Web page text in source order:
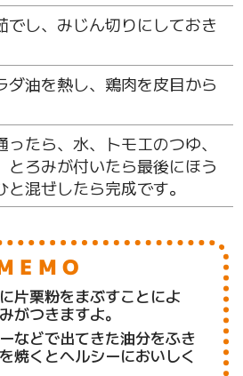
でし、みじん切りにしておき
ダ油を熱し、鶏肉を皮目から
たら、水、トモエのつゆ、
とろみが付いたら最後にほう
混ぜしたら完成です。
片栗粉をまぶすことによ
がつきますよ。
などで出てきた油分をふき
焼くとヘルシーにおいしく